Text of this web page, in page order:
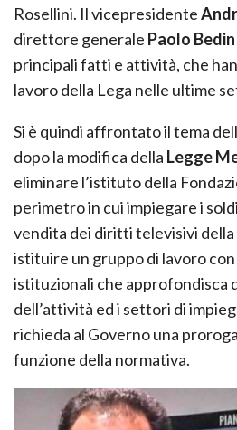
Rosellini. Il vicepresidente
direttore generale Paolo Bedin
principali fatti e attività, che
lavoro della Lega nelle ultime
Si è quindi affrontato il tema
dopo la modifica della Legge
eliminare l’istituto della
perimetro in cui impiegare i
vendita dei diritti televisivi della
istituire un gruppo di lavoro
istituzionali che approfondisca
dell’attività ed i settori di
richieda al Governo una
funzione della normativa.